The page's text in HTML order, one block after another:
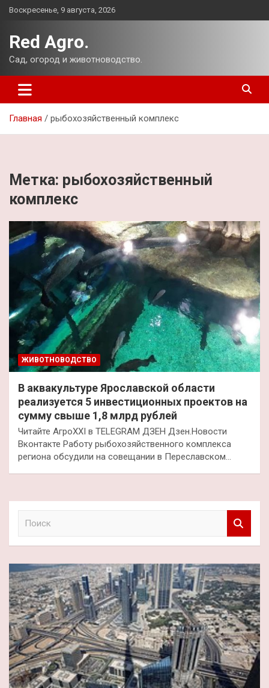
Перейти
Воскресенье, 9 августа, 2026
Red Agro.
Сад, огород и животноводство.
Главная рыбохозяйственный комплекс
Метка: рыбохозяйственный
комплекс
ЖИВОТНОВОДСТВО
В аквакультуре Ярославской области
реализуется 5 инвестиционных проектов на
сумму свыше 1,8 млрд рублей
Читайте АгроXXI в TELEGRAM ДЗЕН Дзен.Новости
Вконтакте Работу рыбохозяйственного комплекса
региона обсудили на совещании в Переславском…
к